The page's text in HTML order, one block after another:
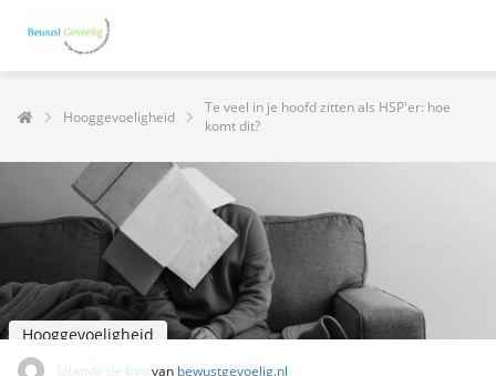
Hooggevoeligheid
Te veel in je hoofd zitten als HSP'er: hoe
komt dit?
Hooggevoeligheid
Jolanda de Jongvan bewustgevoelig.nl